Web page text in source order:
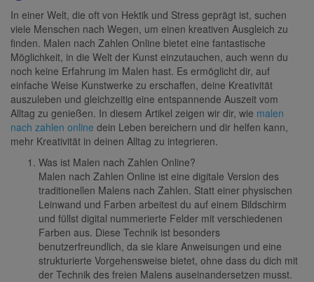
In einer Welt, die oft von Hektik und Stress geprägt ist, suchen
viele Menschen nach Wegen, um einen kreativen Ausgleich zu
finden. Malen nach Zahlen Online bietet eine fantastische
Möglichkeit, in die Welt der Kunst einzutauchen, auch wenn du
noch keine Erfahrung im Malen hast. Es ermöglicht dir, auf
einfache Weise Kunstwerke zu erschaffen, deine Kreativität
auszuleben und gleichzeitig eine entspannende Auszeit vom
Alltag zu genießen. In diesem Artikel zeigen wir dir, wie malen
nach zahlen online dein Leben bereichern und dir helfen kann,
mehr Kreativität in deinen Alltag zu integrieren.
Was ist Malen nach Zahlen Online?
Malen nach Zahlen Online ist eine digitale Version des
traditionellen Malens nach Zahlen. Statt einer physischen
Leinwand und Farben arbeitest du auf einem Bildschirm
und füllst digital nummerierte Felder mit verschiedenen
Farben aus. Diese Technik ist besonders
benutzerfreundlich, da sie klare Anweisungen und eine
strukturierte Vorgehensweise bietet, ohne dass du dich mit
der Technik des freien Malens auseinandersetzen musst.